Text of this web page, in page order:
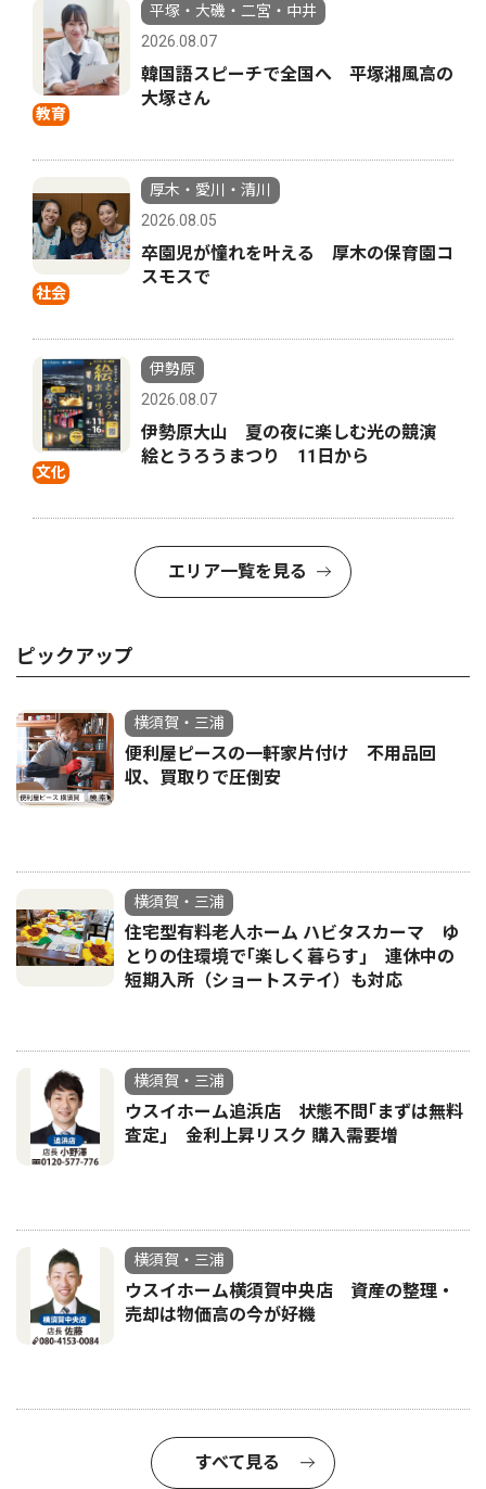
教育
平塚・大磯・二宮・中井
2026.08.07
韓国語スピーチで全国へ 平塚湘風高の
大塚さん
社会
厚木・愛川・清川
2026.08.05
卒園児が憧れを叶える 厚木の保育園コ
スモスで
文化
伊勢原
2026.08.07
伊勢原大山 夏の夜に楽しむ光の競演
絵とうろうまつり 11日から
エリア一覧を見る
ピックアップ
横須賀・三浦
便利屋ピースの一軒家片付け 不用品回
収、買取りで圧倒安
横須賀・三浦
住宅型有料老人ホーム ハビタスカーマ ゆ
とりの住環境で｢楽しく暮らす｣ 連休中の
短期入所（ショートステイ）も対応
横須賀・三浦
ウスイホーム追浜店 状態不問｢まずは無料
査定｣ 金利上昇リスク 購入需要増
横須賀・三浦
ウスイホーム横須賀中央店 資産の整理・
売却は物価高の今が好機
すべて見る